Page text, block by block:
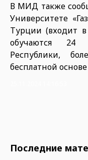
В МИД также
Университете
Турции (входит
обучаются 24
Республики,
бесплатной
Последние